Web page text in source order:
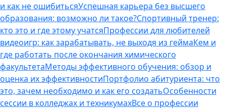
и как не ошибитьсяУспешная карьера без высшего
образования: возможно ли такое?Спортивный тренер:
кто это и где этому учатсяПрофессии для любителей
видеоигр: как зарабатывать, не выходя из геймаКем и
где работать после окончания химического
факультетаМетоды эффективного обучения: обзор и
оценка их эффективностиПортфолио абитуриента: что
это, зачем необходимо и как его создатьОсобенности
сессии в колледжах и техникумахВсе о профессии